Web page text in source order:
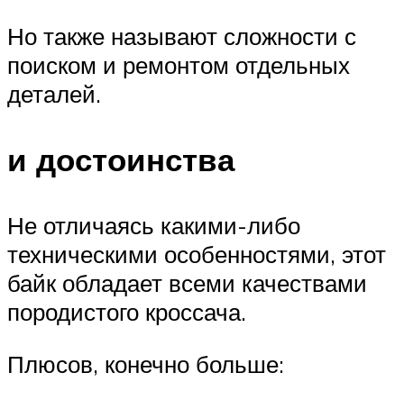
Но также называют сложности с
поиском и ремонтом отдельных
деталей.
и достоинства
Не отличаясь какими-либо
техническими особенностями, этот
байк обладает всеми качествами
породистого кроссача.
Плюсов, конечно больше: